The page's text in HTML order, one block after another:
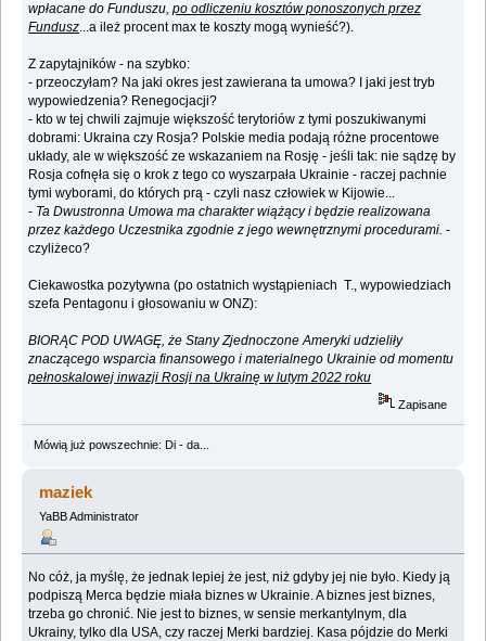
wpłacane do Funduszu,po odliczeniu kosztów ponoszonych przez
Fundusz...a ileż procent max te koszty mogą wynieść?).
Z zapytajników - na szybko:
- przeoczyłam? Na jaki okres jest zawierana ta umowa? I jaki jest tryb
wypowiedzenia? Renegocjacji?
- kto w tej chwili zajmuje większość terytoriów z tymi poszukiwanymi
dobrami: Ukraina czy Rosja? Polskie media podają różne procentowe
układy, ale w większość ze wskazaniem na Rosję - jeśli tak: nie sądzę by
Rosja cofnęła się o krok z tego co wyszarpała Ukrainie - raczej pachnie
tymi wyborami, do których prą - czyli nasz człowiek w Kijowie...
- Ta Dwustronna Umowa ma charakter wiążący i będzie realizowana
przez każdego Uczestnika zgodnie z jego wewnętrznymi procedurami. -
czyliżeco?
Ciekawostka pozytywna (po ostatnich wystąpieniach T., wypowiedziach
szefa Pentagonu i głosowaniu w ONZ):
BIORĄC POD UWAGĘ, że Stany Zjednoczone Ameryki udzieliły
znaczącego wsparcia finansowego i materialnego Ukrainie od momentu
pełnoskalowej inwazji Rosji na Ukrainę w lutym 2022 roku
Zapisane
Mówią już powszechnie: Di - da...
maziek
YaBB Administrator
No cóż, ja myślę, że jednak lepiej że jest, niż gdyby jej nie było. Kiedy ją
podpiszą Merca będzie miała biznes w Ukrainie. A biznes jest biznes,
trzeba go chronić. Nie jest to biznes, w sensie merkantylnym, dla
Ukrainy, tylko dla USA, czy raczej Merki bardziej. Kasa pójdzie do Merki